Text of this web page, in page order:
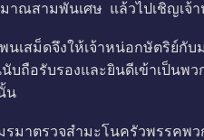
าณสามพันเศษ แล้วไปเชิญเ
ม็ดจึงให้เจ้าหน่อกษัตริย์กับม
ถือรับรองและยินดีเข้าเป็น
น
าตรวจสำมะโนครัวพรรคพว